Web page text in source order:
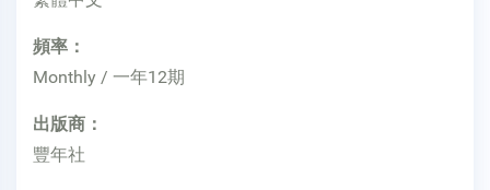
頻率：
Monthly / 一年12期
出版商：
豐年社